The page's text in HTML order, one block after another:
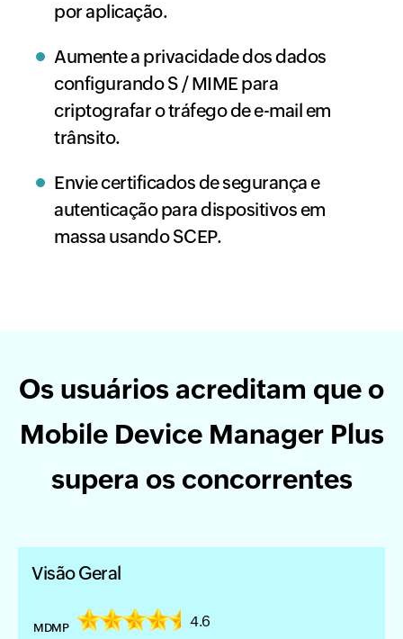
por aplicação.
Aumente a privacidade dos dados
configurando S / MIME para
criptografar o tráfego de e-mail em
trânsito.
Envie certificados de segurança e
autenticação para dispositivos em
massa usando SCEP.
Os usuários acreditam que o
Mobile Device Manager Plus
supera os concorrentes
Visão Geral
4.6